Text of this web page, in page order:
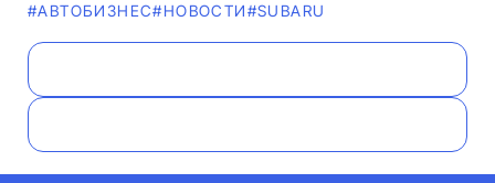
#AВТОБИЗНЕС#НОВОСТИ#SUBARU